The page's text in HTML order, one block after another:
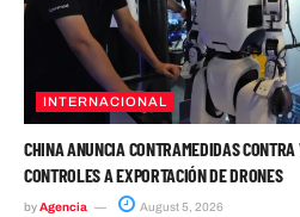
INTERNACIONAL
CHINA ANUNCIA CONTRAMEDIDAS
CONTROLES A EXPORTACIÓN DE DRONES
byAgencia August 5, 2026